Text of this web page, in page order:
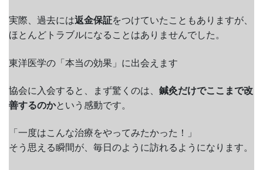
実際、過去には返金保証をつけていたこともありますが、
ほとんどトラブルになることはありませんでした。
東洋医学の「本当の効果」に出会えます
協会に入会すると、まず驚くのは、 鍼灸だけでここまで改
善するのかという感動です。
「一度はこんな治療をやってみたかった！」
そう思える瞬間が、毎日のように訪れるようになります。